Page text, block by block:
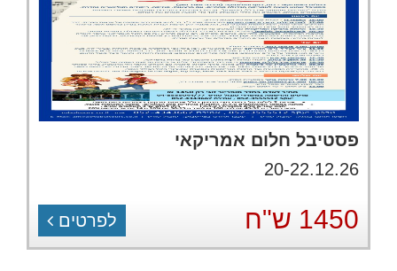
פסטיבל חלום אמריקאי
20-22.12.26
1450 ש"ח לפרטים